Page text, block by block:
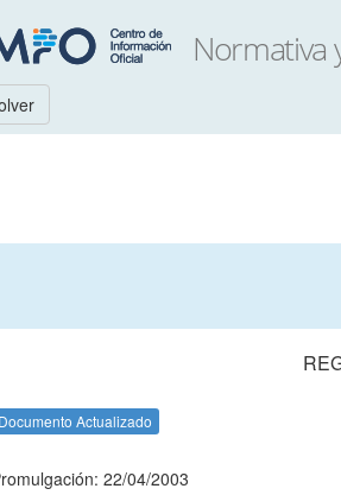
Documento Actualizado
22/04/2003